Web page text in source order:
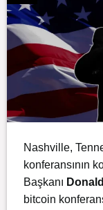
Nashville,
konferansının
Başkanı
bitcoin